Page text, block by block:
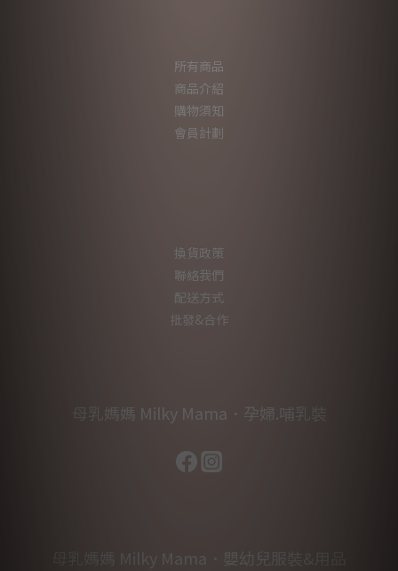
所有商品
商品介紹
購物須知
會員計劃
換貨政策
聯絡我們
配送方式
批發&合作
母乳媽媽 Milky Mama．孕婦.哺乳裝
母乳媽媽 Milky Mama．嬰幼兒服裝&用品